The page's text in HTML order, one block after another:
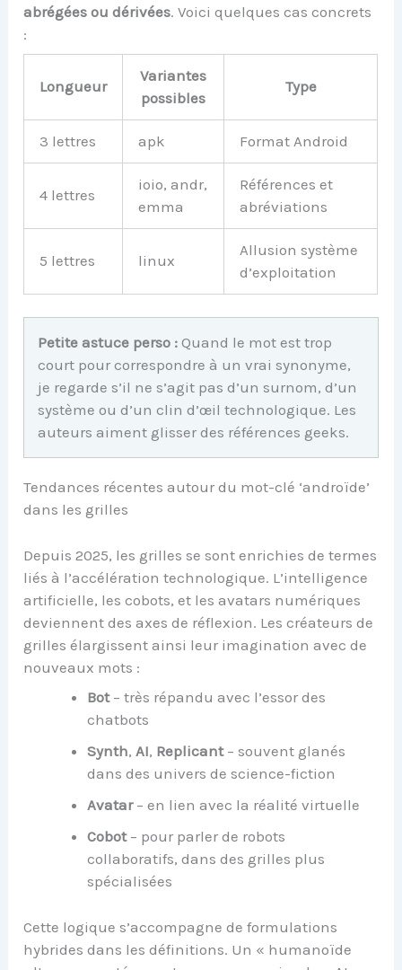
abrégées ou dérivées. Voici quelques cas concrets
:
Longueur
Variantes
possibles
Type
3 lettres apk Format Android
4 lettres
ioio, andr,
emma
Références et
abréviations
5 lettres linux
Allusion système
d’exploitation
Petite astuce perso : Quand le mot est trop
court pour correspondre à un vrai synonyme,
je regarde s’il ne s’agit pas d’un surnom, d’un
système ou d’un clin d’œil technologique. Les
auteurs aiment glisser des références geeks.
Tendances récentes autour du mot-clé ‘androïde’
dans les grilles
Depuis 2025, les grilles se sont enrichies de termes
liés à l’accélération technologique. L’intelligence
artificielle, les cobots, et les avatars numériques
deviennent des axes de réflexion. Les créateurs de
grilles élargissent ainsi leur imagination avec de
nouveaux mots :
Bot– très répandu avec l’essor des
chatbots
Synth,AI, Replicant– souvent glanés
dans des univers de science-fiction
Avatar– en lien avec la réalité virtuelle
Cobot– pour parler de robots
collaboratifs, dans des grilles plus
spécialisées
Cette logique s’accompagne de formulations
hybrides dans les définitions. Un « humanoïde